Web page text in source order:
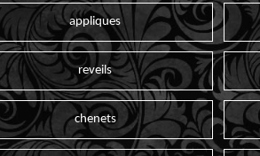
appliques
reveils
chenets